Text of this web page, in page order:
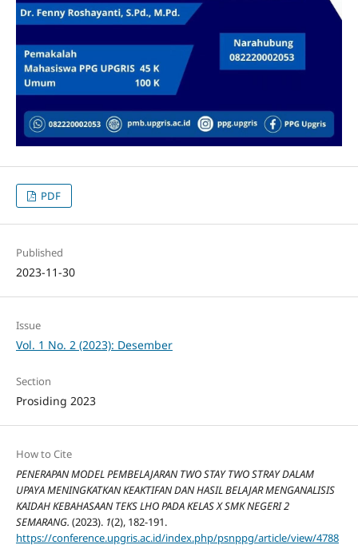
PDF
Published
2023-11-30
Issue
Vol. 1 No. 2 (2023): Desember
Section
Prosiding 2023
How to Cite
PENERAPAN MODEL PEMBELAJARAN TWO STAY TWO STRAY DALAM
UPAYA MENINGKATKAN KEAKTIFAN DAN HASIL BELAJAR MENGANALISIS
KAIDAH KEBAHASAAN TEKS LHO PADA KELAS X SMK NEGERI 2
SEMARANG. (2023). 1(2), 182-191.
https://conference.upgris.ac.id/index.php/psnppg/article/view/4788